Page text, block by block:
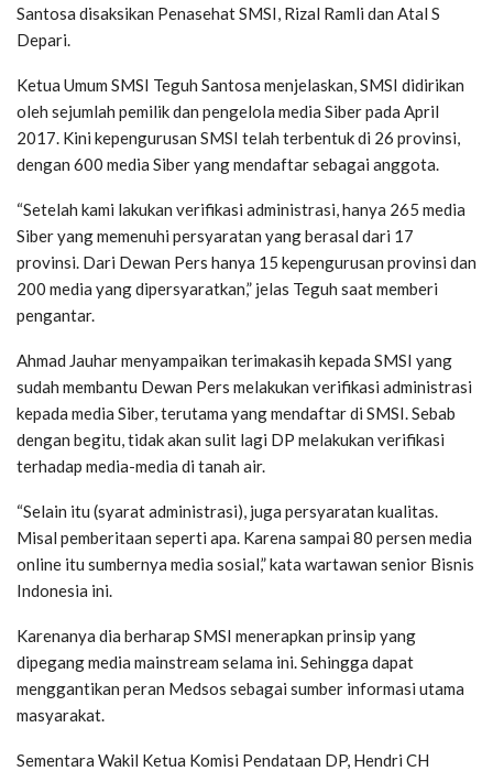
Santosa disaksikan Penasehat SMSI, Rizal Ramli dan Atal S
Depari.
Ketua Umum SMSI Teguh Santosa menjelaskan, SMSI didirikan
oleh sejumlah pemilik dan pengelola media Siber pada April
2017. Kini kepengurusan SMSI telah terbentuk di 26 provinsi,
dengan 600 media Siber yang mendaftar sebagai anggota.
“Setelah kami lakukan verifikasi administrasi, hanya 265 media
Siber yang memenuhi persyaratan yang berasal dari 17
provinsi. Dari Dewan Pers hanya 15 kepengurusan provinsi dan
200 media yang dipersyaratkan,” jelas Teguh saat memberi
pengantar.
Ahmad Jauhar menyampaikan terimakasih kepada SMSI yang
sudah membantu Dewan Pers melakukan verifikasi administrasi
kepada media Siber, terutama yang mendaftar di SMSI. Sebab
dengan begitu, tidak akan sulit lagi DP melakukan verifikasi
terhadap media-media di tanah air.
“Selain itu (syarat administrasi), juga persyaratan kualitas.
Misal pemberitaan seperti apa. Karena sampai 80 persen media
online itu sumbernya media sosial,” kata wartawan senior Bisnis
Indonesia ini.
Karenanya dia berharap SMSI menerapkan prinsip yang
dipegang media mainstream selama ini. Sehingga dapat
menggantikan peran Medsos sebagai sumber informasi utama
masyarakat.
Sementara Wakil Ketua Komisi Pendataan DP, Hendri CH